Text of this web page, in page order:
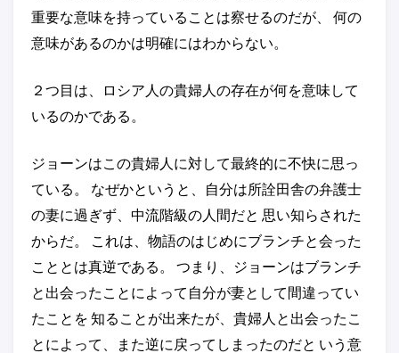
重要な意味を持っていることは察せるのだが、 何の
意味があるのかは明確にはわからない。
２つ目は、ロシア人の貴婦人の存在が何を意味して
いるのかである。
ジョーンはこの貴婦人に対して最終的に不快に思っ
ている。 なぜかというと、自分は所詮田舎の弁護士
の妻に過ぎず、中流階級の人間だと 思い知らされた
からだ。 これは、物語のはじめにブランチと会った
こととは真逆である。 つまり、ジョーンはブランチ
と出会ったことによって自分が妻として間違ってい
たことを 知ることが出来たが、貴婦人と出会ったこ
とによって、また逆に戻ってしまったのだと いう意